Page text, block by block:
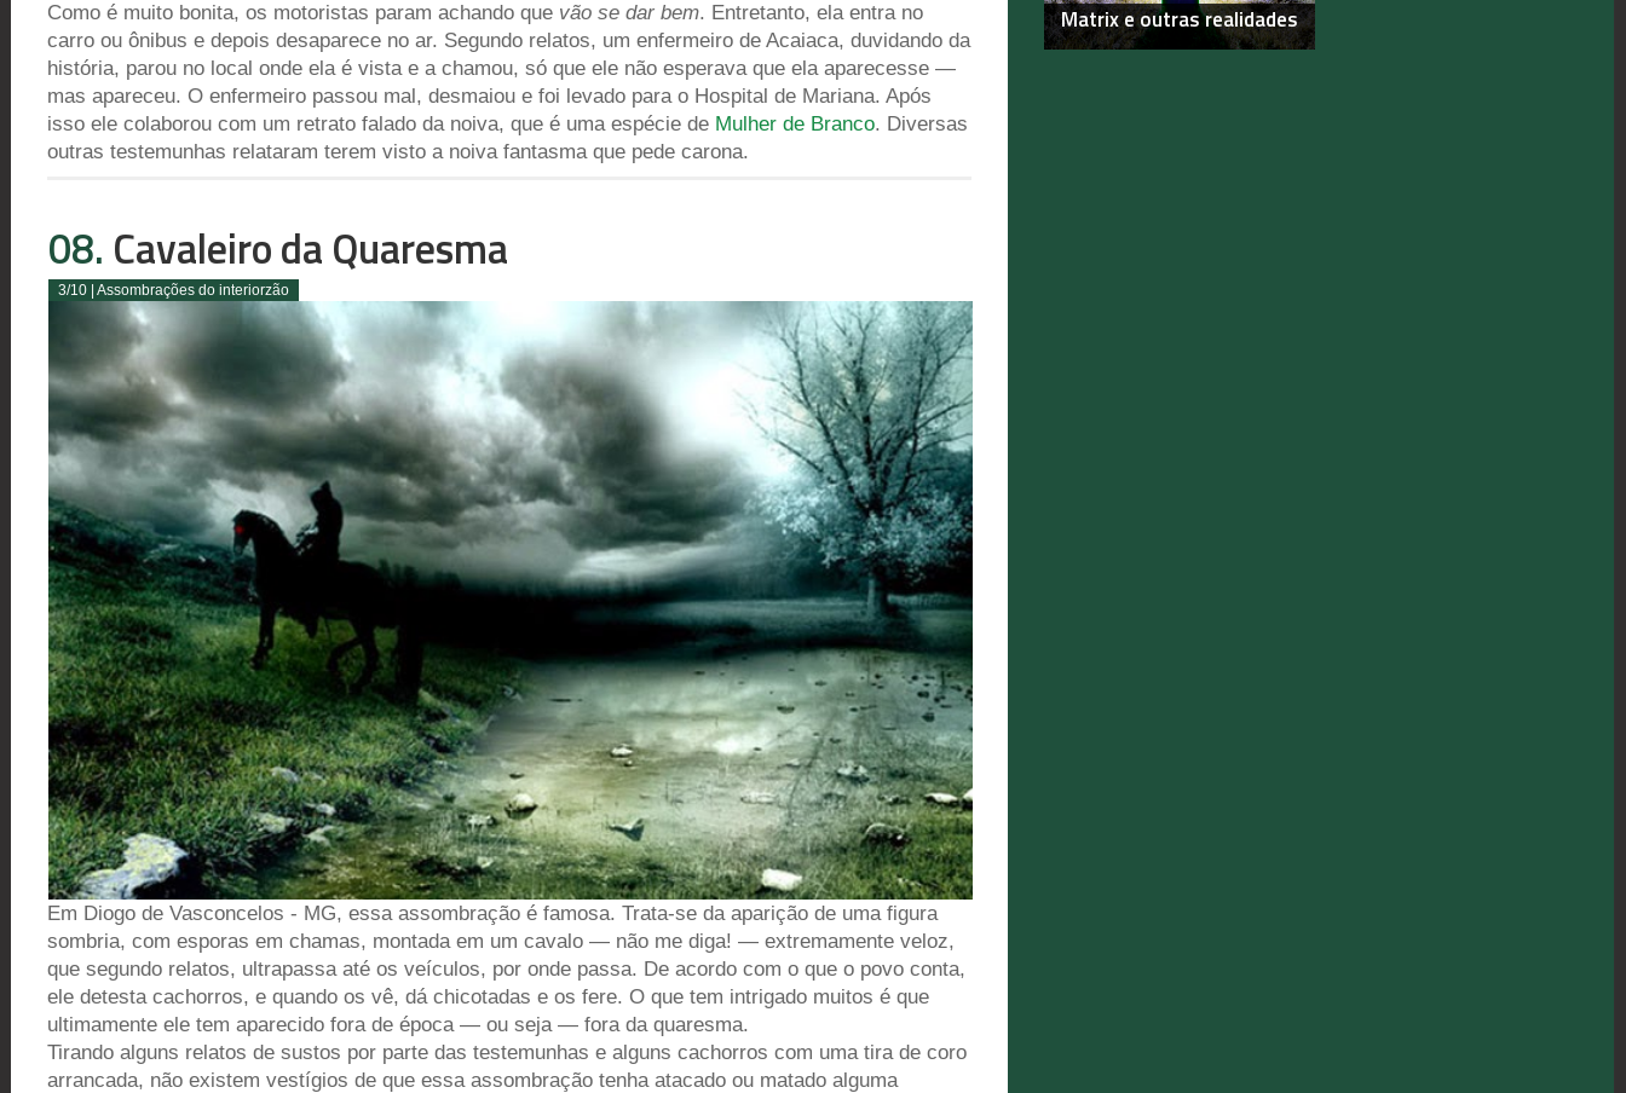
Como é muito bonita, os motoristas param achando que vão se dar bem. Entretanto, ela entra no
carro ou ônibus e depois desaparece no ar. Segundo relatos, um enfermeiro de Acaiaca, duvidando da
história, parou no local onde ela é vista e a chamou, só que ele não esperava que ela aparecesse —
mas apareceu. O enfermeiro passou mal, desmaiou e foi levado para o Hospital de Mariana. Após
isso ele colaborou com um retrato falado da noiva, que é uma espécie de Mulher de Branco. Diversas
outras testemunhas relataram terem visto a noiva fantasma que pede carona.
08. Cavaleiro da Quaresma
3/10 | Assombrações do interiorzão
Em Diogo de Vasconcelos - MG, essa assombração é famosa. Trata-se da aparição de uma figura
sombria, com esporas em chamas, montada em um cavalo — não me diga! — extremamente veloz,
que segundo relatos, ultrapassa até os veículos, por onde passa. De acordo com o que o povo conta,
ele detesta cachorros, e quando os vê, dá chicotadas e os fere. O que tem intrigado muitos é que
ultimamente ele tem aparecido fora de época — ou seja — fora da quaresma.
Tirando alguns relatos de sustos por parte das testemunhas e alguns cachorros com uma tira de coro
arrancada, não existem vestígios de que essa assombração tenha atacado ou matado alguma
Matrix e outras realidades